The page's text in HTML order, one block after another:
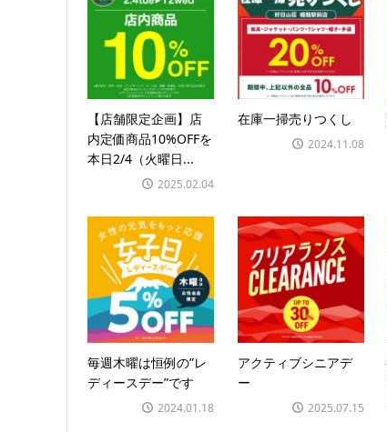
【店舗限定企画】店
内定価商品10%OFFを
本日2/4（火曜日...
2025.02.04
在庫一掃売りつくし
2024.11.08
毎週木曜は恒例の”レ
ディースデー”です
2024.01.18
アクティブシニアデ
ー
2025.07.15